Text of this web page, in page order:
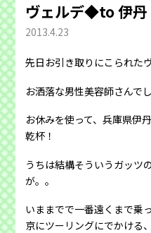
ヴェルデ◆to 伊丹
2013.4.23
先日お引き取りにこられた
お洒落な男性美容師さんでし
お休みを使って、兵庫県伊
乾杯！
うちは結構そういうガッツ
が。。
いままでで一番遠くまで乗
京にツーリングにでかける